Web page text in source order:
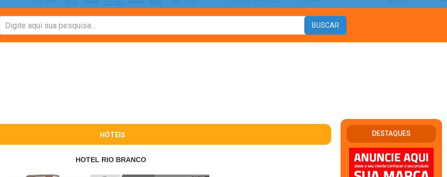
HÓTEIS
HOTEL RIO BRANCO
DESTAQUES